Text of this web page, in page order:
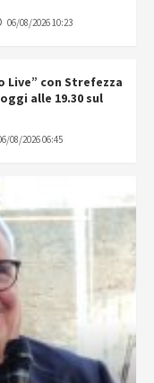
06/08/2026 10:23
Live” con Strefezza
alle 19.30 sul
08/2026 06:45